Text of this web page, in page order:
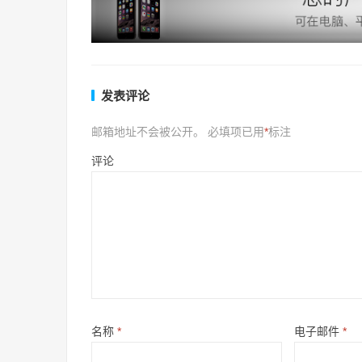
发表评论
邮箱地址不会被公开。 必填项已用*标注
评论
名称 * 电子邮件 *